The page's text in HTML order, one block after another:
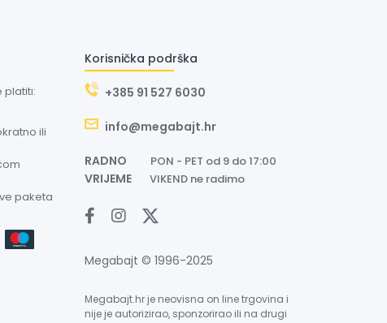
platiti:
ili
paketa
Korisnička podrška
+385 91 527 6030
info@megabajt.hr
RADNO PON - PET od 9 do 17:00
VRIJEME VIKEND ne radimo
Megabajt © 1996-2025
Megabajt.hr je neovisna on line trgovina i
nije je autorizirao, sponzorirao ili na drugi